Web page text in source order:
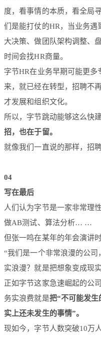
度，看事情的本质，看全局
们是能打仗的HR，当业务
大决策、做团队架构调整、
时间会找HR商量。
字节HR在业务早期可能更多
来，就已经在转型，招聘不
才发展和组织文化。
所以，字节跳动能够这么快
招，也在于留。
就像我们一直说的那样，招
04
写在最后
人们认为字节是一家非常理
做AB测试、算法分析… …
但张一鸣在某年的年会演讲时
“我们是一个非常浪漫的公
实浪漫？就是把想象变成现
正如字节这家急速崛起的公
务实浪费就是把“不可能发
实上还未发生的事情”。
现如今，字节人数突破10万